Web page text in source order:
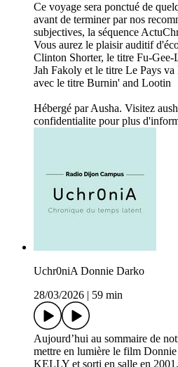
Ce voyage sera ponctué de
avant de terminer par nos
subjectives, la séquence
Vous aurez le plaisir auditif
Clinton Shorter, le titre Fu-
Jah Fakoly et le titre Le Pays
avec le titre Burnin' and Lootin
Hébergé par Ausha. Visitez
confidentialite pour plus
Uchr0niA Donnie Darko
28/03/2026
59 min
Aujourd’hui au sommaire de
mettre en lumière le film
KELLY et sorti en salle en 2001.